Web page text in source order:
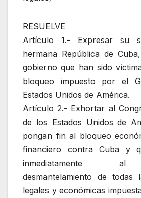
RESUELVE
Artículo 1.- Expresar su
hermana República de
gobierno que han sido
bloqueo impuesto por el
Estados Unidos de América.
Artículo 2.- Exhortar al
de los Estados Unidos de
pongan fin al bloqueo
financiero contra Cuba y
inmediatamente al
desmantelamiento de todas
legales y económicas